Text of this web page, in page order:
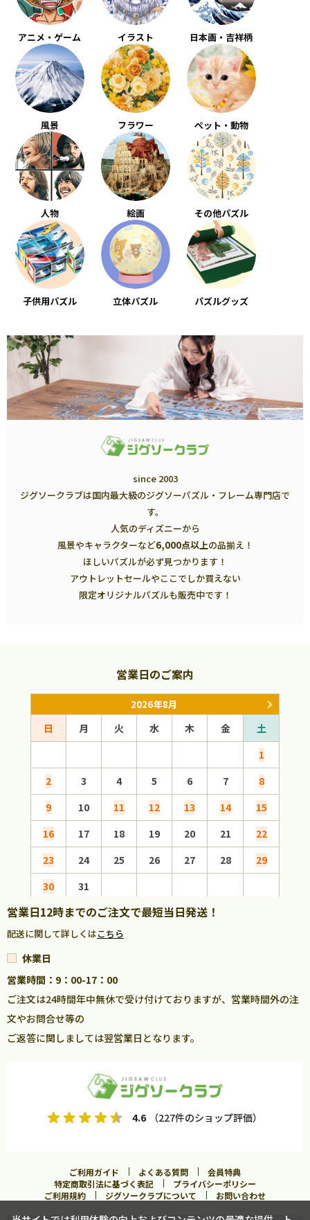
アニメ・ゲーム イラスト 日本画・吉祥柄
風景 フラワー ペット・動物
人物 絵画 その他パズル
子供用パズル 立体パズル パズルグッズ
since 2003
ジグソークラブは国内最大級のジグソーパズル・フレーム専門店で
す。
人気のディズニーから
風景やキャラクターなど6,000点以上の品揃え！
ほしいパズルが必ず見つかります！
アウトレットセールやここでしか買えない
限定オリジナルパズルも販売中です！
営業日のご案内
2026年8月
日 月 火 水 木 金
土
1
2
3 4 5 6 7
8
9
10 11 12 13 14
15
16
17 18 19 20 21
22
23
24 25 26 27 28
29
30
31
営業日12時までのご注文で最短当日発送！
配送に関して詳しくはこちら
休業日
営業時間：9：00-17：00
ご注文は24時間年中無休で受け付けておりますが、営業時間外の注
文やお問合せ等の
ご返答に関しましては翌営業日となります。
4.6 （227件のショップ評価）
ご利用ガイド よくある質問
会員特典
特定商取引法に基づく表記
プライバシーポリシー
ご利用規約
ジグソークラブについて お問い合わせ